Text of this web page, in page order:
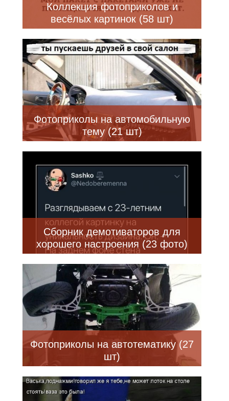
Коллекция фотоприколов и
весёлых картинок (58 шт)
Фотоприколы на автомобильную
тему (21 шт)
Сборник демотиваторов для
хорошего настроения (23 фото)
Фотоприколы на автотематику (27
шт)